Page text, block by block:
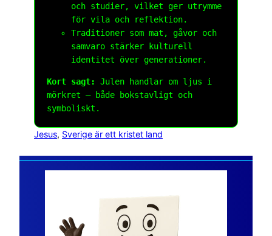
och studier, vilket ger utrymme
för vila och reflektion.
Traditioner som mat, gåvor och
samvaro stärker kulturell
identitet över generationer.
Kort sagt:
Julen handlar om ljus i
mörkret – både bokstavligt och
symboliskt.
Jesus, Sverige är ett kristet land